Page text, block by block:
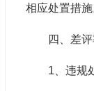
相应处置措施
四、差
1、违规